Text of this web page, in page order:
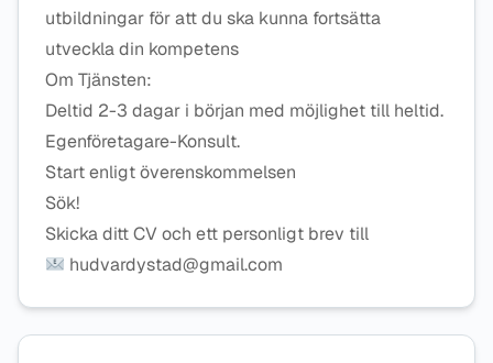
utbildningar för att du ska kunna fortsätta
utveckla din kompetens
Om Tjänsten:
Deltid 2-3 dagar i början med möjlighet till heltid.
Egenföretagare-Konsult.
Start enligt överenskommelsen
Sök!
Skicka ditt CV och ett personligt brev till
hudvardystad@gmail.com